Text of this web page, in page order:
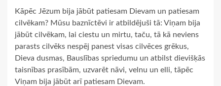
Kāpēc Jēzum bija jābūt patiesam Dievam un patiesam
cilvēkam? Mūsu baznīctēvi ir atbildējuši tā: Viņam bija
jābūt cilvēkam, lai ciestu un mirtu, taču, tā kā neviens
parasts cilvēks nespēj panest visas cilvēces grēkus,
Dieva dusmas, Bauslības spriedumu un atbilst dievišķās
taisnības prasībām, uzvarēt nāvi, velnu un elli, tāpēc
Viņam bija jābūt arī patiesam Dievam.